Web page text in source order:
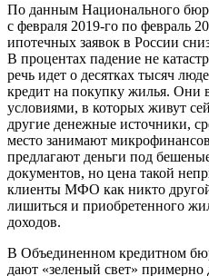
По данным Национального
с февраля 2019-го по февраль
ипотечных заявок в России
В процентах падение не
речь идет о десятках тысяч
кредит на покупку жилья. Они
условиями, в которых живут
другие денежные источники,
место занимают
предлагают деньги под
документов, но цена такой
клиенты МФО как никто
лишиться и приобретенного
доходов.
В Объединенном кредитном
дают «зеленый свет»